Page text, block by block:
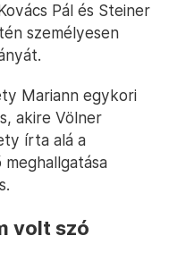
Pál és Steiner
személyesen
Mariann egykori
akire Völner
írta alá a
volt szó